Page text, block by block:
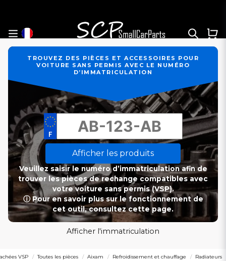
TROUVEZ DES PIÈCES ET ACCESSOIRES POUR
VOITURE SANS PERMIS AVEC LE NUMÉRO
D’IMMATRICULATION
Afficher les produits
Veuillez saisir le numéro d’immatriculation afin de
trouver les pièces de rechange compatibles avec
votre voiture sans permis (VSP).
ⓘ Pour en savoir plus sur le fonctionnement de
cet outil, consultez cette page.
Afficher l'immatriculation
VSP Toutes les pièces Aixam Refroidissement et chauffage Radiateurs